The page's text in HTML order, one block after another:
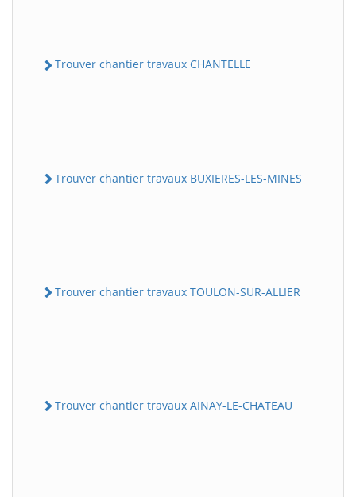
Trouver chantier travaux CHANTELLE
Trouver chantier travaux BUXIERES-LES-MINES
Trouver chantier travaux TOULON-SUR-ALLIER
Trouver chantier travaux AINAY-LE-CHATEAU